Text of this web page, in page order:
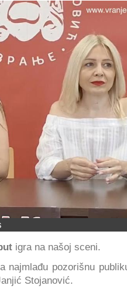
igra na našoj sceni.
najmlađu pozorišnu
Stojanović.